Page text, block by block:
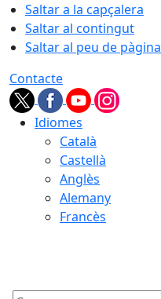
Saltar a la capçalera
Saltar al contingut
Saltar al peu de pàgina
Contacte
Idiomes
Català
Castellà
Anglès
Alemany
Francès